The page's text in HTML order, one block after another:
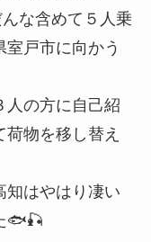
な含めて５人乗
戸市に向かう
人の方に自己紹
物を移し替え
知はやはり凄い
🐟🎣